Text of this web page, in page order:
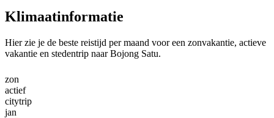
Klimaatinformatie
Hier zie je de beste reistijd per maand voor een zonvakantie, actieve
vakantie en stedentrip naar Bojong Satu.
zon
actief
citytrip
jan